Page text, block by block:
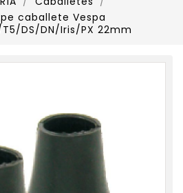
caballete Vespa
T5/DS/DN/Iris/PX 22mm